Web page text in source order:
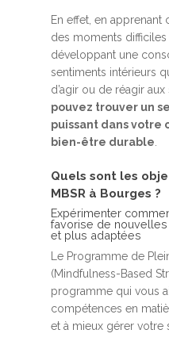
En effet, en
des moments
développant une
sentiments intérieurs
d’agir ou de réagir aux
pouvez trouver un
puissant dans votre
bien-être durable
Quels sont les
MBSR à Bourges ?
Expérimenter
favorise de
et plus adaptées
Le Programme de
(Mindfulness-Based
programme qui vous
compétences en
et à mieux gérer votre